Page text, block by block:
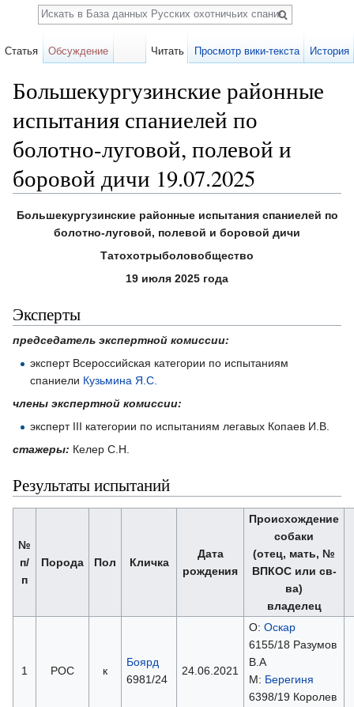
Большекургузинские районные
испытания спаниелей по
болотно-луговой, полевой и
боровой дичи 19.07.2025
Большекургузинские районные испытания спаниелей по
болотно-луговой, полевой и боровой дичи
Татохотрыболовобщество
19 июля 2025 года
Эксперты
председатель экспертной комиссии:
эксперт Всероссийская категории по испытаниям
спаниели Кузьмина Я.С.
члены экспертной комиссии:
эксперт III категории по испытаниям легавых Копаев И.В.
стажеры: Келер С.Н.
Результаты испытаний
№
п/
п
Порода Пол Кличка
Дата
рождения
Происхождение
собаки
(отец, мать, №
ВПКОС или св-
ва)
владелец
1 РОС к
Боярд
6981/24
24.06.2021
О: Оскар
6155/18 Разумов
В.А
М: Берегиня
6398/19 Королев
Статья Обсуждение Читать Просмотр вики-текста История
Поиск